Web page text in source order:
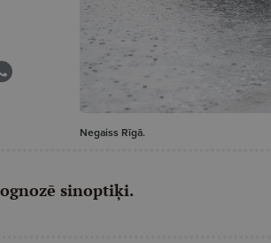
Negaiss Rīgā.
sinoptiķi.